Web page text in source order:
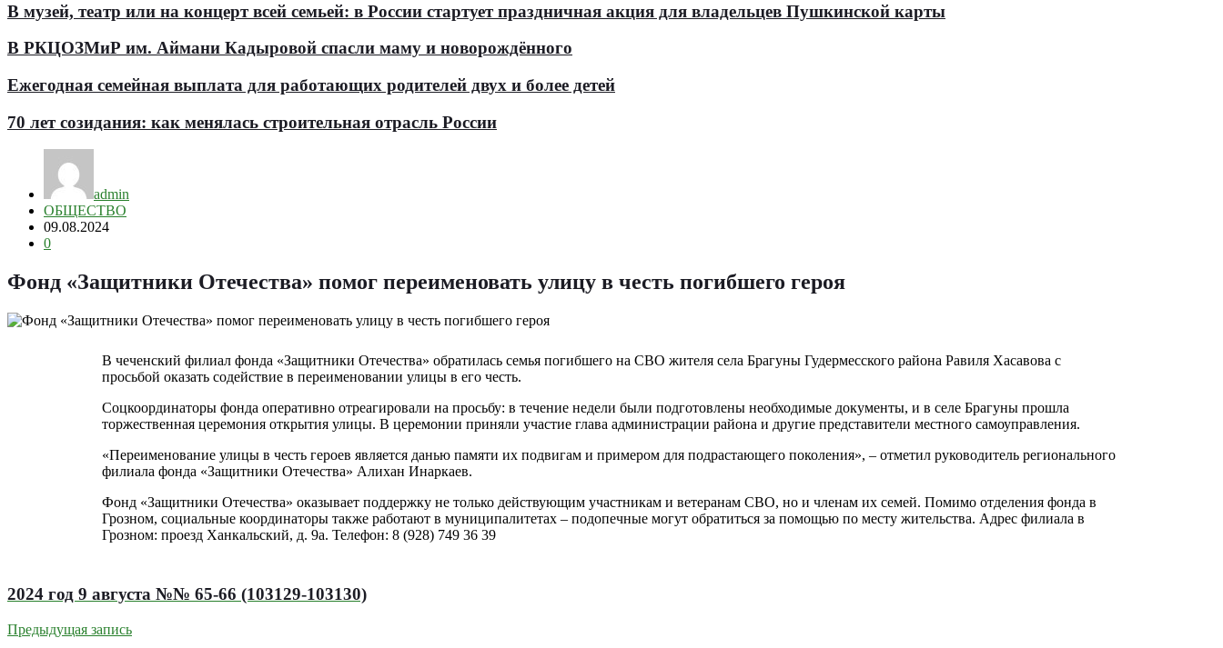
В музей, театр или на концерт всей семьей: в России стартует праздничная акция для владельцев Пушкинской карты
В РКЦОЗМиР им. Аймани Кадыровой спасли маму и новорождённого
Ежегодная семейная выплата для работающих родителей двух и более детей
70 лет созидания: как менялась строительная отрасль России
admin
ОБЩЕСТВО
09.08.2024
0
Фонд «Защитники Отечества» помог переименовать улицу в честь погибшего героя
В чеченский филиал фонда «Защитники Отечества» обратилась семья погибшего на СВО жителя села Брагуны Гудермесского района Равиля Хасавова с
просьбой оказать содействие в переименовании улицы в его честь.
Соцкоординаторы фонда оперативно отреагировали на просьбу: в течение недели были подготовлены необходимые документы, и в селе Брагуны прошла
торжественная церемония открытия улицы. В церемонии приняли участие глава администрации района и другие представители местного самоуправления.
«Переименование улицы в честь героев является данью памяти их подвигам и примером для подрастающего поколения», – отметил руководитель регионального
филиала фонда «Защитники Отечества» Алихан Инаркаев.
Фонд «Защитники Отечества» оказывает поддержку не только действующим участникам и ветеранам СВО, но и членам их семей. Помимо отделения фонда в
Грозном, социальные координаторы также работают в муниципалитетах – подопечные могут обратиться за помощью по месту жительства. Адрес филиала в
Грозном: проезд Ханкальский, д. 9а. Телефон: 8 (928) 749 36 39
2024 год 9 августа №№ 65-66 (103129-103130)
Предыдущая запись